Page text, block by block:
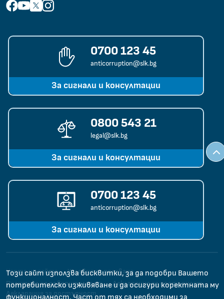
facebook
youtube
x instagram
0700 123 45
anticorruption@slk.bg
За сигнали и консултации
0800 543 21
legal@slk.bg
За сигнали и консултации
0700 123 45
anticorruption@slk.bg
За сигнали и консултации
Декларация за достъпност
Карта на сайта
Условия за ползване
Политика за поверителност
Декларация за достъпност
Този сайт използва бисквитки, за да подобри Вашето
потребителско изживяване и да осигури коректната му
функционалност. Част от тях са необходими за